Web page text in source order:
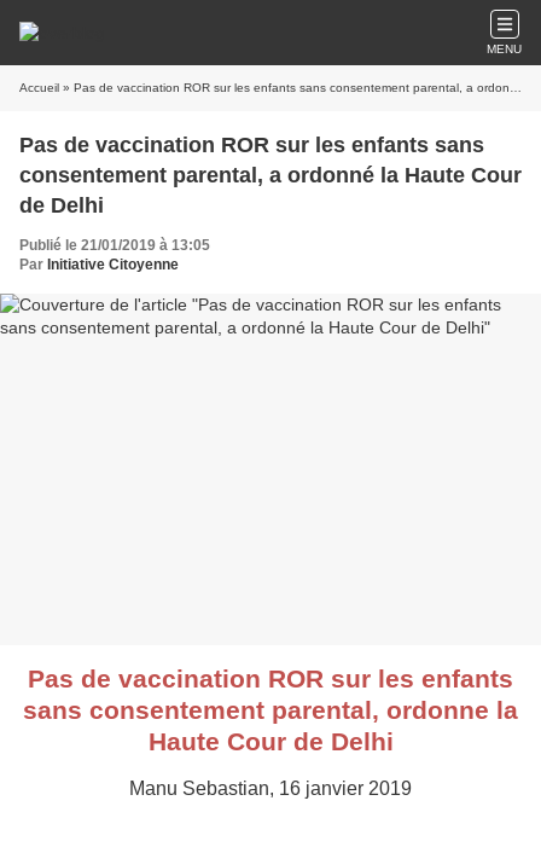
MENU
Accueil » Pas de vaccination ROR sur les enfants sans consentement parental, a ordonné la Haute Cour de Delhi
Pas de vaccination ROR sur les enfants sans
consentement parental, a ordonné la Haute Cour
de Delhi
Publié le 21/01/2019 à 13:05
Par Initiative Citoyenne
Pas de vaccination ROR sur les enfants
sans consentement parental, ordonne la
Haute Cour de Delhi
Manu Sebastian, 16 janvier 2019